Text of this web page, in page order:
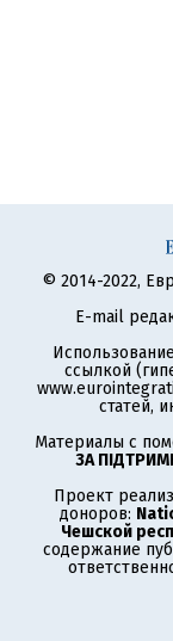
© 2014-2022,
E-mail
ссылкой
статей,
Материалы с
ЗА
Проект
доноров:
Чешской
содержание